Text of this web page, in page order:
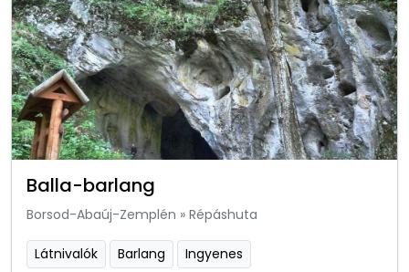
Balla-barlang
Borsod-Abaúj-Zemplén » Répáshuta
Látnivalók Barlang Ingyenes